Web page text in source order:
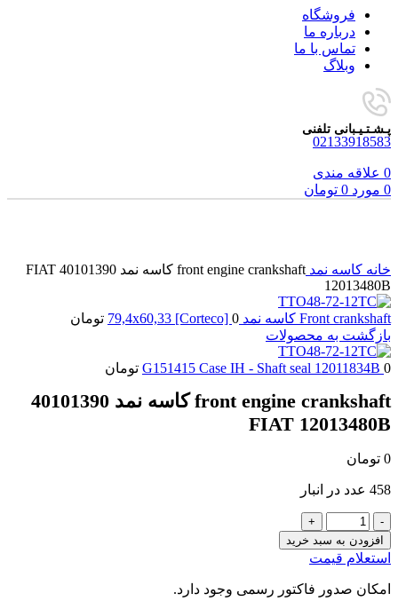
فروشگاه
درباره ما
تماس با ما
وبلاگ
پـشـتـیـبانی تلفنی
02133918583
0 علاقه مندی
0 مورد 0 تومان
خانه کاسه نمد
front engine crankshaft کاسه نمد 40101390 FIAT
12013480B
Front crankshaft کاسه نمد 79,4x60,33 [Corteco] 0
تومان
بازگشت به محصولات
G151415 Case IH - Shaft seal 12011834B 0 تومان
front engine crankshaft کاسه نمد 40101390
FIAT 12013480B
0 تومان
458 عدد در انبار
front
engine
crankshaft
کاسه
نمد
40101390
افزودن به سبد خرید
استعلام قیمت
امکان صدور فاکتور رسمی وجود دارد.